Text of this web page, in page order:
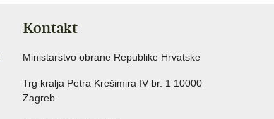
Kontakt
Ministarstvo obrane Republike Hrvatske
Trg kralja Petra Krešimira IV br. 1 10000
Zagreb